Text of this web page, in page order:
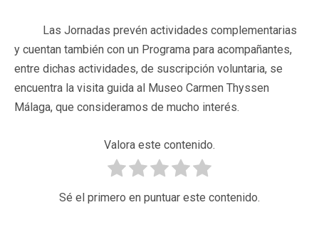
Las Jornadas prevén actividades complementarias
y cuentan también con un Programa para acompañantes,
entre dichas actividades, de suscripción voluntaria, se
encuentra la visita guida al Museo Carmen Thyssen
Málaga, que consideramos de mucho interés.
Valora este contenido.
Sé el primero en puntuar este contenido.